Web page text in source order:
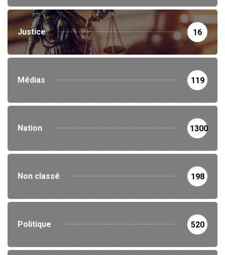
Justice 16
Médias 119
Nation 1300
Non classé 198
Politique 520